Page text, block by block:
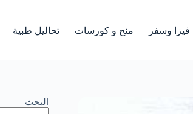
فيزا وسفر منح و كورسات تحاليل طبية
البحث